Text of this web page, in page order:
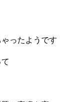
ったようです